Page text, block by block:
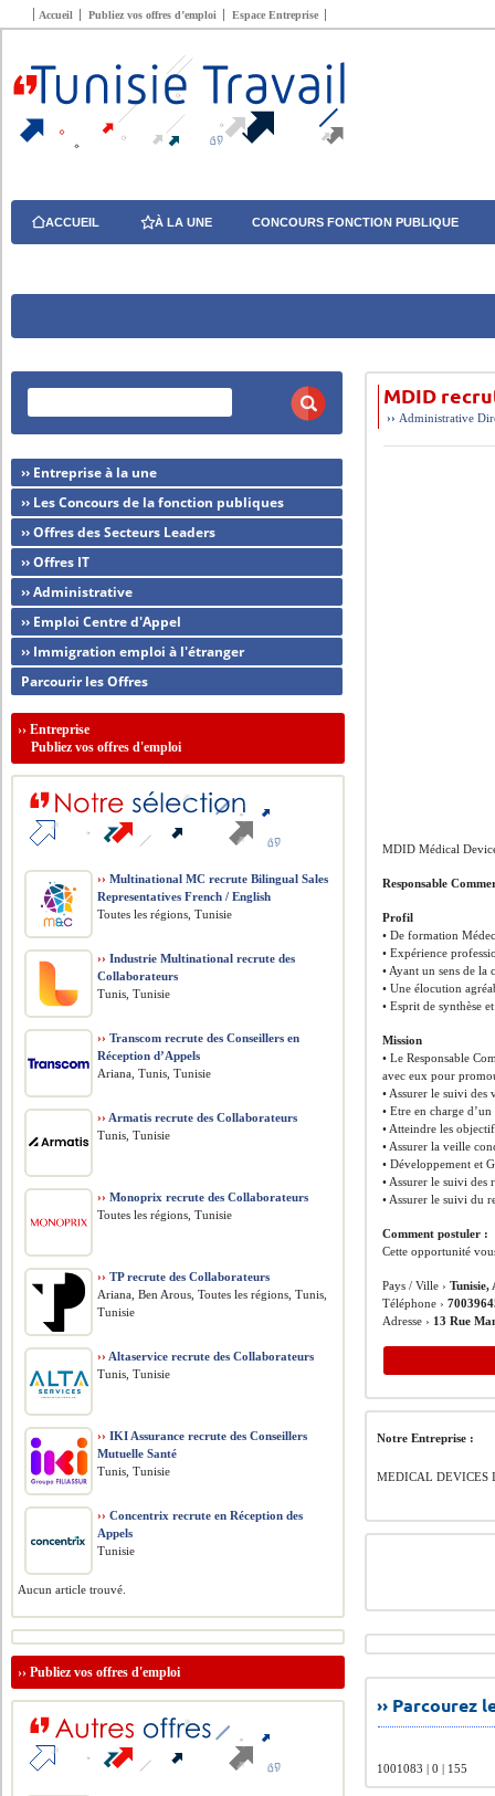
Accueil Publiez vos offres d’emploi Espace Entreprise
ACCUEIL À LA UNE CONCOURS FONCTION PUBLIQUE
MDID
›› Administrative
MDID Médical
Responsable
Profil
• De formation
• Expérience
• Ayant un sens de
• Une élocution
• Esprit de synthèse
Mission
• Le Responsable
avec eux pour
• Assurer le suivi des
• Etre en charge
• Atteindre les
• Assurer la veille
• Développement et
• Assurer le suivi des
• Assurer le suivi du
Comment postuler :
Cette opportunité
Pays / Ville ›Tunisie,
Téléphone ›
Adresse › 13 Rue
Notre Entreprise :
MEDICAL DEVICES
››
1001083 | 0 | 155
›› Entreprise à la une
›› Les Concours de la fonction publiques
›› Offres des Secteurs Leaders
›› Offres IT
›› Administrative
›› Emploi Centre d'Appel
›› Immigration emploi à l'étranger
Parcourir les Offres
››Entreprise
Publiez vos offres d'emploi
›› Multinational MC recrute Bilingual Sales
Representatives French / English
Toutes les régions, Tunisie
›› Industrie Multinational recrute des
Collaborateurs
Tunis, Tunisie
›› Transcom recrute des Conseillers en
Réception d’Appels
Ariana, Tunis, Tunisie
›› Armatis recrute des Collaborateurs
Tunis, Tunisie
›› Monoprix recrute des Collaborateurs
Toutes les régions, Tunisie
›› TP recrute des Collaborateurs
Ariana, Ben Arous, Toutes les régions, Tunis,
Tunisie
›› Altaservice recrute des Collaborateurs
Tunis, Tunisie
›› IKI Assurance recrute des Conseillers
Mutuelle Santé
Tunis, Tunisie
›› Concentrix recrute en Réception des
Appels
Tunisie
Aucun article trouvé.
››Publiez vos offres d'emploi